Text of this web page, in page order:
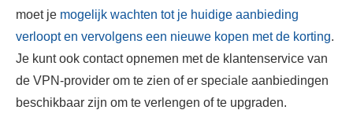
moet je mogelijk wachten tot je huidige aanbieding
verloopt en vervolgens een nieuwe kopen met de korting.
Je kunt ook contact opnemen met de klantenservice van
de VPN-provider om te zien of er speciale aanbiedingen
beschikbaar zijn om te verlengen of te upgraden.